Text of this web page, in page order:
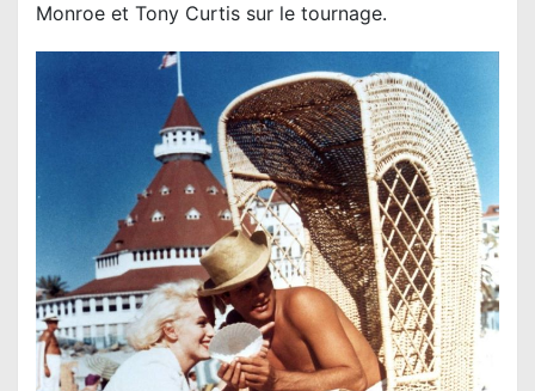
Monroe et Tony Curtis sur le tournage.